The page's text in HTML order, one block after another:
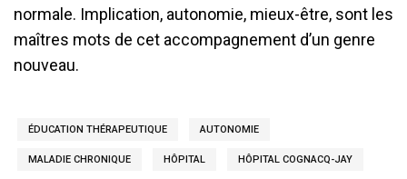
normale. Implication, autonomie, mieux-être, sont les
maîtres mots de cet accompagnement d’un genre
nouveau.
ÉDUCATION THÉRAPEUTIQUE AUTONOMIE
MALADIE CHRONIQUE HÔPITAL HÔPITAL COGNACQ-JAY